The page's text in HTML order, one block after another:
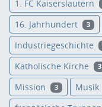
1. FC Kaiserslautern
16. Jahrhundert 3
Industriegeschichte
Katholische Kirche 3
Mission 3 Musik